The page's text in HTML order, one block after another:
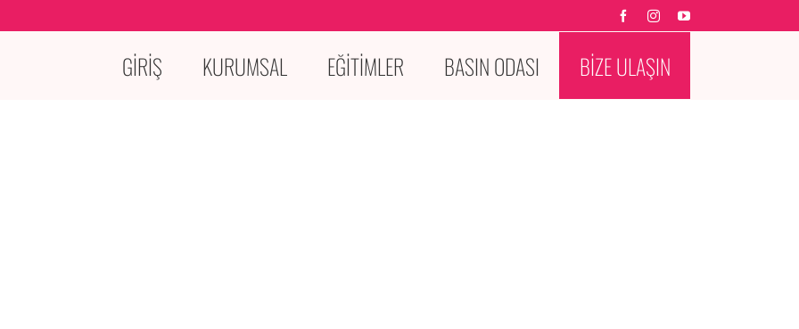
FacebookInstagramYouTube
GİRİŞ KURUMSAL EĞİTİMLER BASIN ODASI BİZE ULAŞIN